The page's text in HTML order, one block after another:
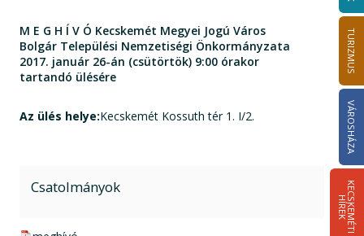
TURIZMUS
VÁROSHÁZA
K
E
C
S
K
E
M
É
T
I
HÍ
R
E
K
M E G H Í V Ó Kecskemét Megyei Jogú Város
Bolgár Települési Nemzetiségi Önkormányzata
2017. január 26-án (csütörtök) 9:00 órakor
tartandó ülésére
Az ülés helye:Kecskemét Kossuth tér 1. I/2.
Csatolmányok